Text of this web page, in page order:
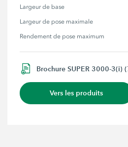
Largeur de base
Largeur de pose maximale
Rendement de pose maximum
Brochure SUPER 3000-3(i)
Vers les produits